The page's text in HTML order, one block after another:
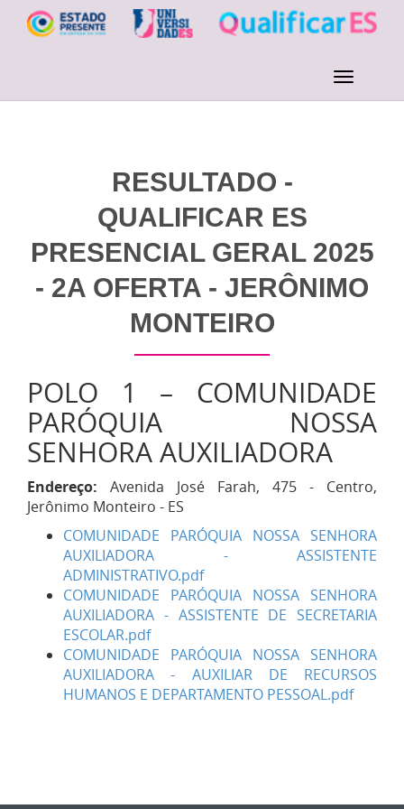
RESULTADO -
QUALIFICAR ES
PRESENCIAL GERAL 2025
- 2A OFERTA - JERÔNIMO
MONTEIRO
POLO 1 – COMUNIDADE
PARÓQUIA NOSSA
SENHORA AUXILIADORA
Endereço:
Avenida José Farah, 475 - Centro,
Jerônimo Monteiro - ES
COMUNIDADE PARÓQUIA NOSSA SENHORA
AUXILIADORA - ASSISTENTE
ADMINISTRATIVO.pdf
COMUNIDADE PARÓQUIA NOSSA SENHORA
AUXILIADORA - ASSISTENTE DE SECRETARIA
ESCOLAR.pdf
COMUNIDADE PARÓQUIA NOSSA SENHORA
AUXILIADORA - AUXILIAR DE RECURSOS
HUMANOS E DEPARTAMENTO PESSOAL.pdf